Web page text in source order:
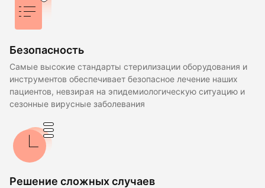
Безопасность
Самые высокие стандарты стерилизации оборудования и
инструментов обеспечивает безопасное лечение наших
пациентов, невзирая на эпидемиологическую ситуацию и
сезонные вирусные заболевания
Решение сложных случаев